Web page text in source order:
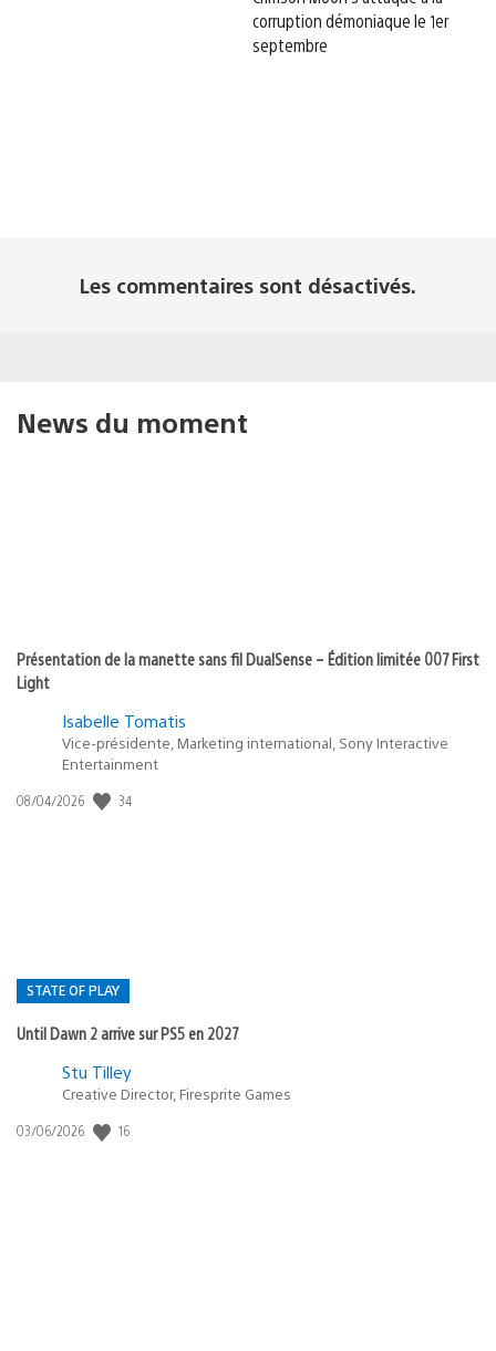
corruption démoniaque le 1er
septembre
Les commentaires sont désactivés.
News du moment
Présentation de la manette sans fil DualSense – Édition limitée 007 First
Light
Isabelle Tomatis
Vice-présidente, Marketing international, Sony Interactive
Entertainment
Date
08/04/2026 34
STATE OF PLAY
Until Dawn 2 arrive sur PS5 en 2027
Postée
:
Stu Tilley
Creative Director, Firesprite Games
Date
03/06/2026 16